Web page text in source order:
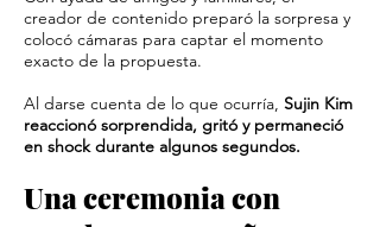
creador de contenido preparó la sorpresa y
colocó cámaras para captar el momento
exacto de la propuesta.
Al darse cuenta de lo que ocurría, Sujin Kim
reaccionó sorprendida, gritó y permaneció
en shock durante algunos segundos.
Una ceremonia con